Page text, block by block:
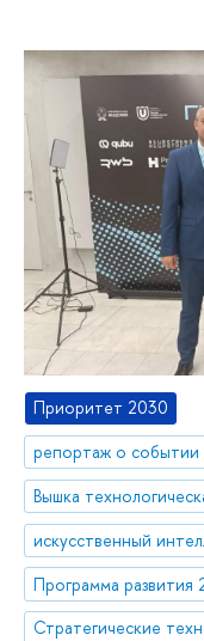
Приоритет 2030
репортаж о событии
Вышка
искусственный
Программа развития